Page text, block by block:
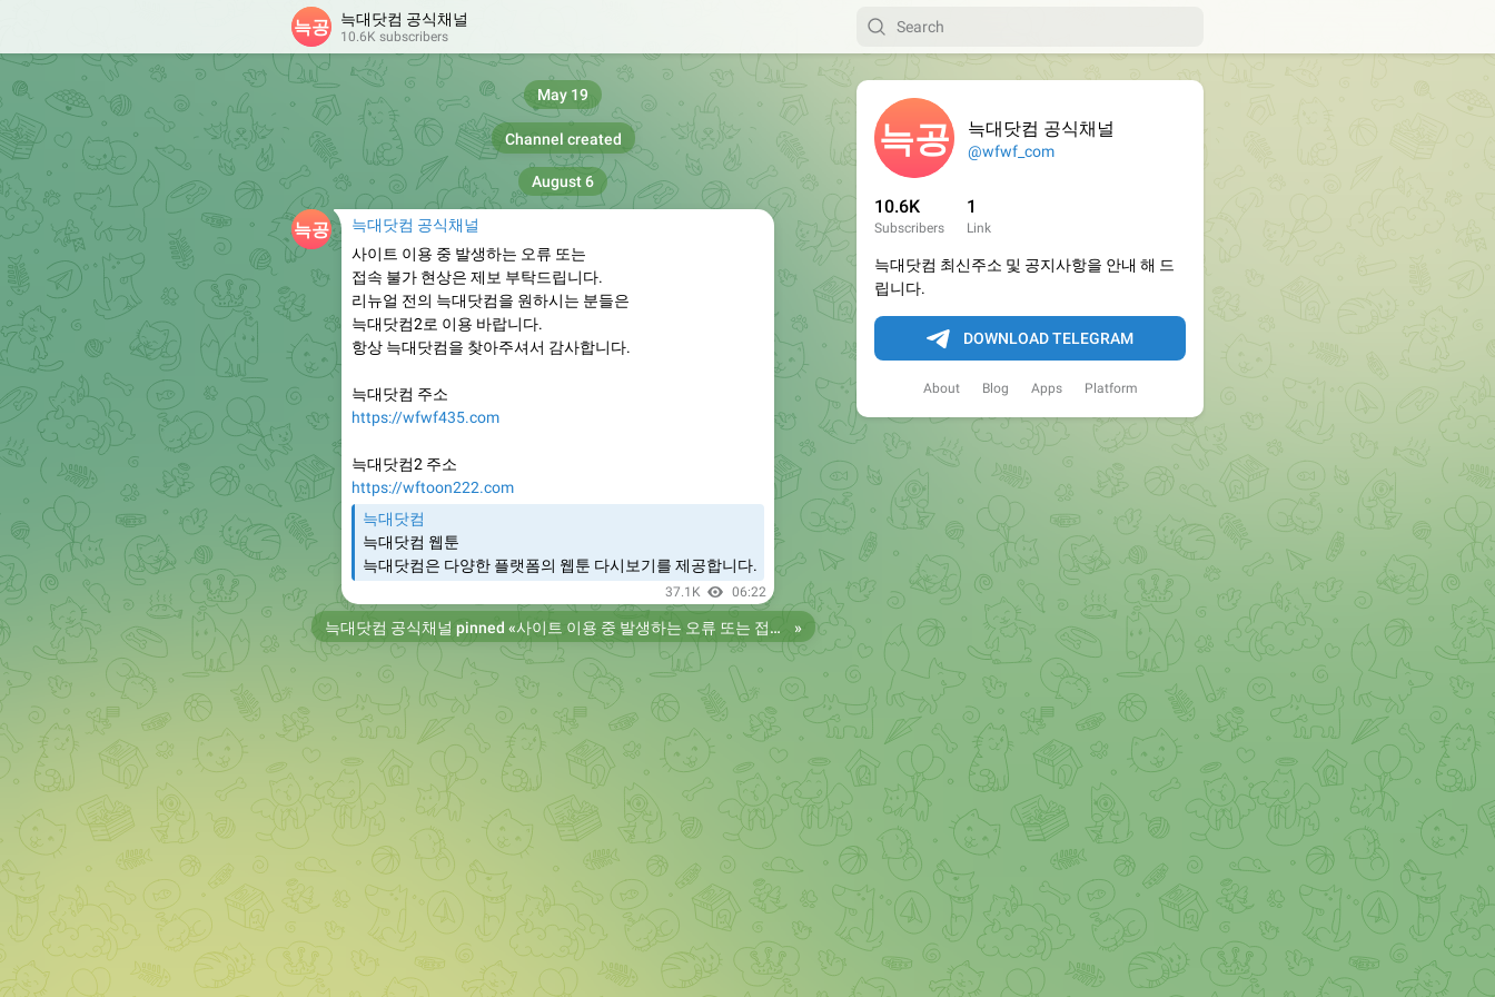
늑대닷컴 공식채널
@wfwf_com
10.6K
Subscribers
1
Link
늑대닷컴 최신주소 및 공지사항을 안내 해 드
립니다.
DOWNLOAD TELEGRAM
About Blog Apps Platform
늑대닷컴 공식채널
10.6K subscribers
Channel created
May 19
늑대닷컴 공식채널
사이트 이용 중 발생하는 오류 또는
접속 불가 현상은 제보 부탁드립니다.
리뉴얼 전의 늑대닷컴을 원하시는 분들은
늑대닷컴2로 이용 바랍니다.
항상 늑대닷컴을 찾아주셔서 감사합니다.
늑대닷컴 주소
https://wfwf435.com
늑대닷컴2 주소
https://wftoon222.com
늑대닷컴
늑대닷컴 웹툰
늑대닷컴은 다양한 플랫폼의 웹툰 다시보기를 제공합니다.
37.1K 06:22
August 6
늑대닷컴 공식채널 pinned « 사이트 이용 중 발생하는 오류 또는 접속 불가 현상은 제보 부탁드립니다. 리뉴얼 전의 늑대닷컴을 원하시는 분들은 늑대닷컴2로 이용 바랍니다. 항상 늑대닷컴을 찾아주셔서 감사합니다. 늑대닷컴 주소 https://wfwf435.com 늑대닷컴2 주소 https://wftoon222.com »